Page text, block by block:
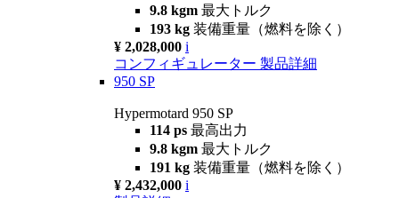
9.8 kgm 最大トルク
193 kg 装備重量（燃料を除く）
¥ 2,028,000 i
コンフィギュレーター 製品詳細
950 SP
Hypermotard 950 SP
114 ps 最高出力
9.8 kgm 最大トルク
191 kg 装備重量（燃料を除く）
¥ 2,432,000 i